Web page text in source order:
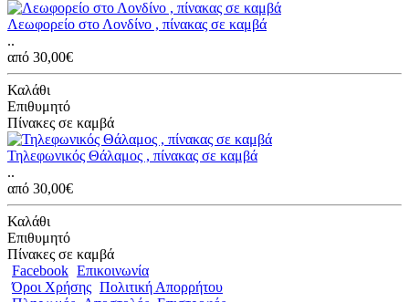
Λεωφορείο στο Λονδίνο , πίνακας σε καμβά
..
από 30,00€
Καλάθι
Επιθυμητό
Πίνακες σε καμβά
Τηλεφωνικός Θάλαμος , πίνακας σε καμβά
..
από 30,00€
Καλάθι
Επιθυμητό
Πίνακες σε καμβά
Facebook Επικοινωνία
Όροι Χρήσης Πολιτική Απορρήτου